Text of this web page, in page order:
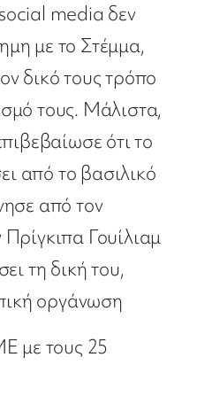
media δεν
με το Στέμμα,
δικό τους τρόπο
τους. Μάλιστα,
ότι το
από το βασιλικό
από τον
Γουίλιαμ
τη δική του,
οργάνωση
με τους 25